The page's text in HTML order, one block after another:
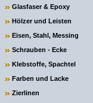
Glasfaser & Epoxy
Hölzer und Leisten
Eisen, Stahl, Messing
Schrauben - Ecke
Klebstoffe, Spachtel
Farben und Lacke
Zierlinen